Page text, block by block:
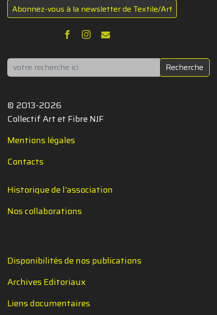
Abonnez-vous à la newsletter de Textile/Art
Rechercher Recherche
© 2013-2026
Collectif Art et Fibre NJF
Mentions légales
Contacts
Historique de l'association
Nos collaborations
Disponibilités de nos publications
Archives Editoriaux
Liens documentaires